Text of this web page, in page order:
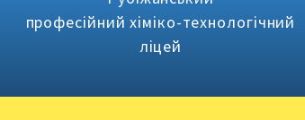
професійний хіміко-технологічний
ліцей